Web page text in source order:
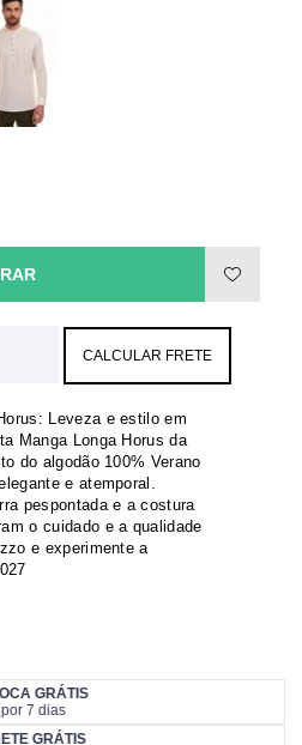
CALCULAR FRETE
Leveza e estilo em
Manga Longa Horus da
do algodão 100% Verano
e atemporal.
pespontada e a costura
o cuidado e a qualidade
e experimente a
GRÁTIS
por 7 dias
GRÁTIS